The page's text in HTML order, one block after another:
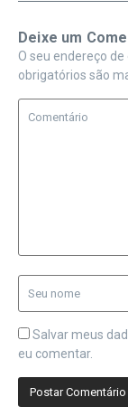
Deixe um
O seu endereço
obrigatórios são
Salvar meus
eu comentar.